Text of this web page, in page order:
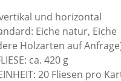
vertikal und horizontal
Eiche natur, Eiche
Holzarten auf
ca. 420 g
20 Fliesen pro